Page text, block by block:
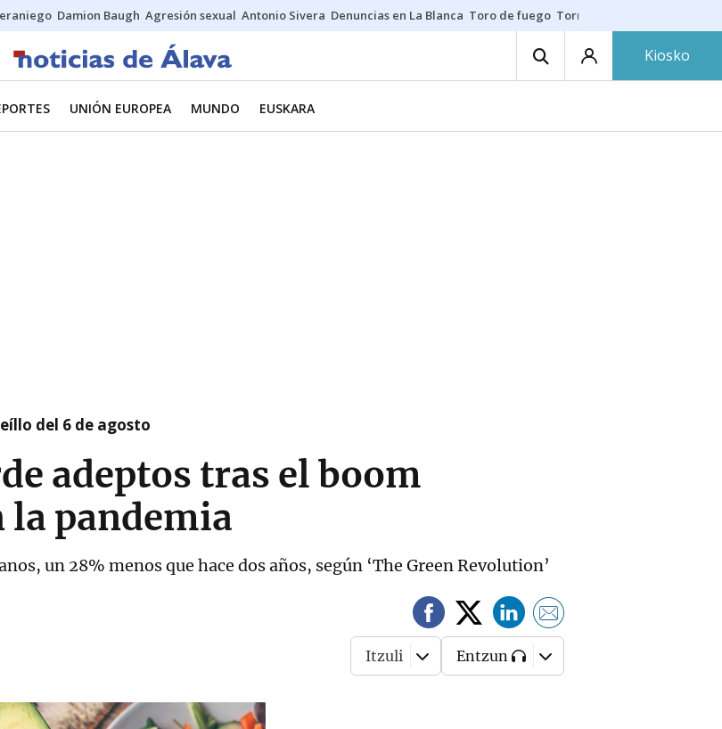
Damion Baugh Agresión sexual Antonio Sivera Denuncias en La Blanca Toro de fuego Tornike Shengelia
Kiosko
UNIÓN EUROPEA MUNDO EUSKARA
del 6 de agosto
adeptos tras el boom
la pandemia
un 28% menos que hace dos años, según ‘The Green Revolution’
Itzuli Entzun